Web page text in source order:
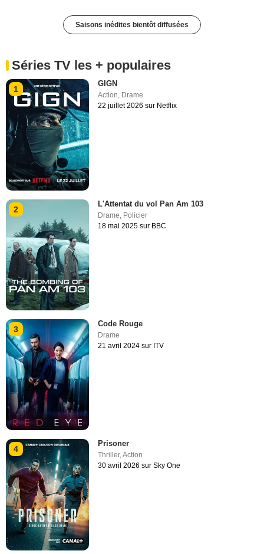
Saisons inédites bientôt diffusées
Séries TV les + populaires
1
GIGN
Action, Drame
22 juillet 2026 sur Netflix
2
L'Attentat du vol Pan Am 103
Drame Policier
18 mai 2025 sur BBC
3
Code Rouge
Drame
21 avril 2024 sur ITV
4
Prisoner
Thriller,Action
30 avril 2026 sur Sky One